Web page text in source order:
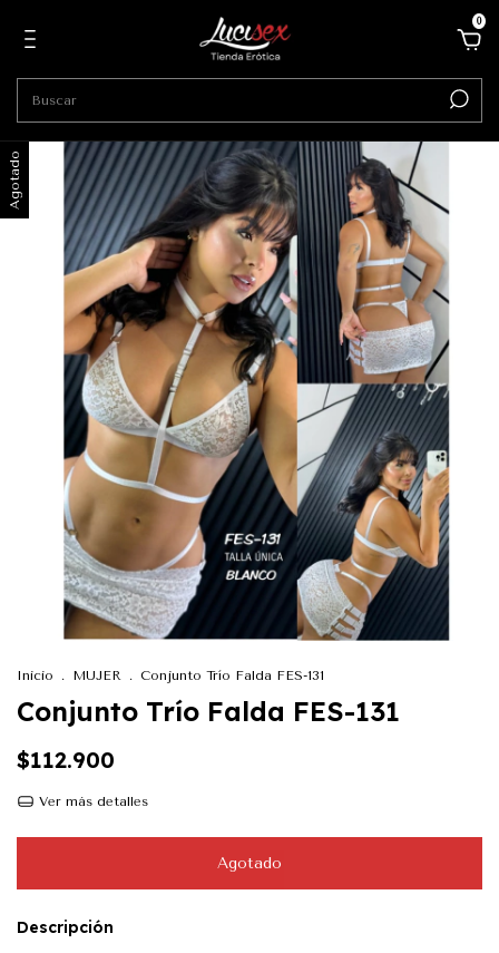
0
Agotado
Inicio . MUJER . Conjunto Trío Falda FES-131
Conjunto Trío Falda FES-131
$112.900
Ver más detalles
Descripción